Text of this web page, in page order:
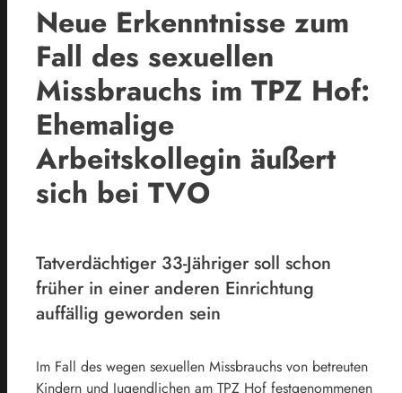
Neue Erkenntnisse zum
Fall des sexuellen
Missbrauchs im TPZ Hof:
Ehemalige
Arbeitskollegin äußert
sich bei TVO
Tatverdächtiger 33-Jähriger soll schon
früher in einer anderen Einrichtung
auffällig geworden sein
Im Fall des wegen sexuellen Missbrauchs von betreuten
Kindern und Jugendlichen am TPZ Hof festgenommenen